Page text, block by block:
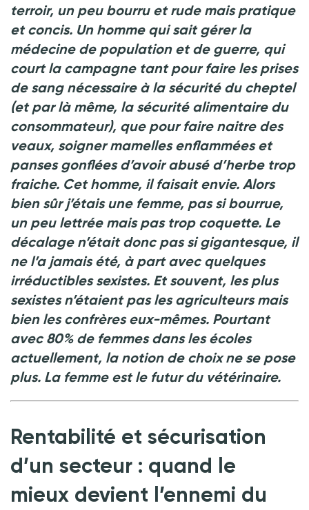
terroir, un peu bourru et rude mais pratique
et concis. Un homme qui sait gérer la
médecine de population et de guerre, qui
court la campagne tant pour faire les prises
de sang nécessaire à la sécurité du cheptel
(et par là même, la sécurité alimentaire du
consommateur), que pour faire naitre des
veaux, soigner mamelles enflammées et
panses gonflées d’avoir abusé d’herbe trop
fraiche. Cet homme, il faisait envie. Alors
bien sûr j’étais une femme, pas si bourrue,
un peu lettrée mais pas trop coquette. Le
décalage n’était donc pas si gigantesque, il
ne l’a jamais été, à part avec quelques
irréductibles sexistes. Et souvent, les plus
sexistes n’étaient pas les agriculteurs mais
bien les confrères eux-mêmes. Pourtant
avec 80% de femmes dans les écoles
actuellement, la notion de choix ne se pose
plus. La femme est le futur du vétérinaire.
Rentabilité et sécurisation
d’un secteur : quand le
mieux devient l’ennemi du